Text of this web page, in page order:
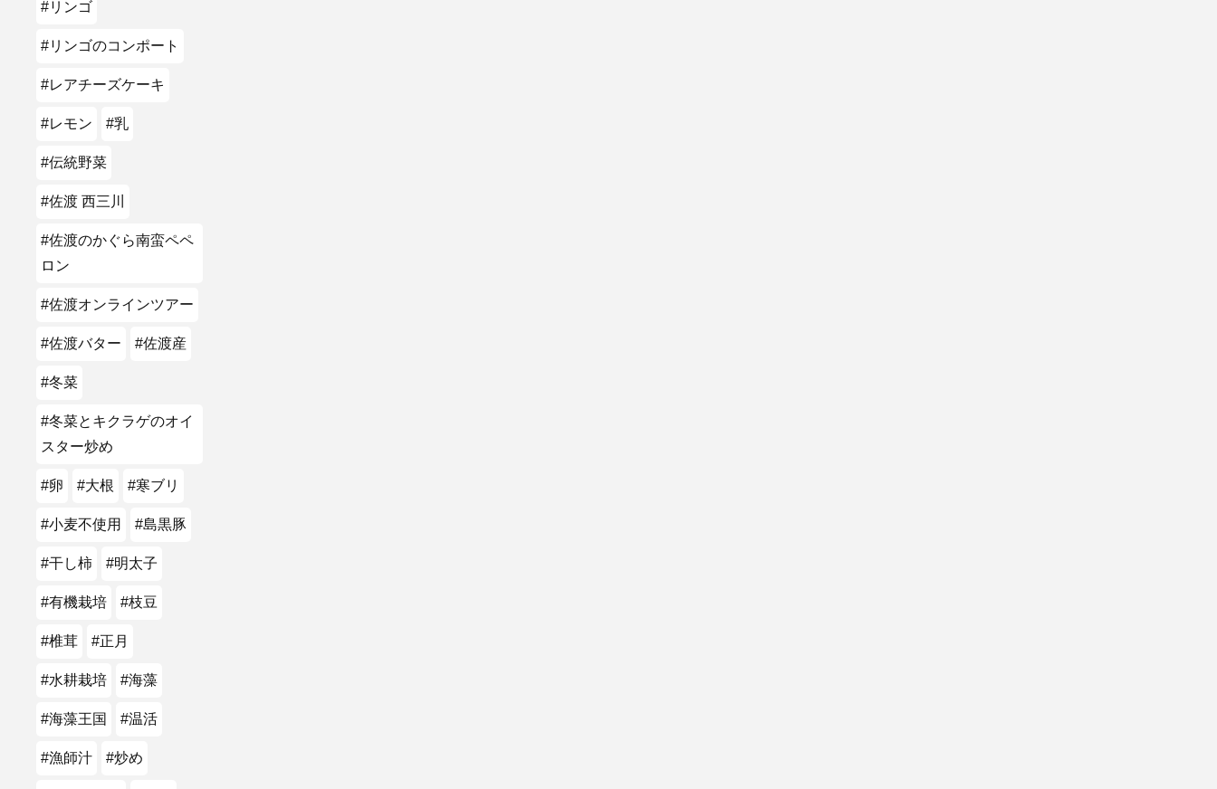
#リンゴ
#リンゴのコンポート
#レアチーズケーキ
#レモン #乳
#伝統野菜
#佐渡 西三川
#佐渡のかぐら南蛮ペペ
ロン
#佐渡オンラインツアー
#佐渡バター #佐渡産
#冬菜
#冬菜とキクラゲのオイ
スター炒め
#卵 #大根 #寒ブリ
#小麦不使用 #島黒豚
#干し柿 #明太子
#有機栽培 #枝豆
#椎茸 #正月
#水耕栽培 #海藻
#海藻王国 #温活
#漁師汁 #炒め